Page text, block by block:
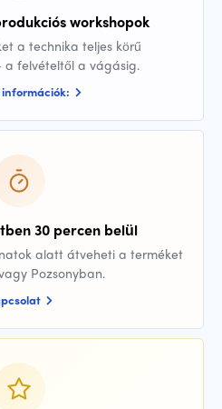
workshopok
a technika teljes körű
a felvételtől a vágásig.
30 percen belül
alatt átveheti a terméket
Pozsonyban.